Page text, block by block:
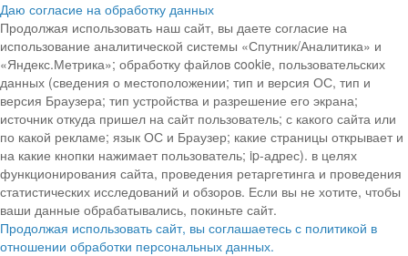
Даю согласие на обработку данных
Продолжая использовать наш сайт, вы даете согласие на
использование аналитической системы «Спутник/Аналитика» и
«Яндекс.Метрика»; обработку файлов cookie, пользовательских
данных (сведения о местоположении; тип и версия ОС, тип и
версия Браузера; тип устройства и разрешение его экрана;
источник откуда пришел на сайт пользователь; с какого сайта или
по какой рекламе; язык ОС и Браузер; какие страницы открывает и
на какие кнопки нажимает пользователь; ip-адрес). в целях
функционирования сайта, проведения ретаргетинга и проведения
статистических исследований и обзоров. Если вы не хотите, чтобы
ваши данные обрабатывались, покиньте сайт.
Продолжая использовать сайт, вы соглашаетесь с политикой в
отношении обработки персональных данных.